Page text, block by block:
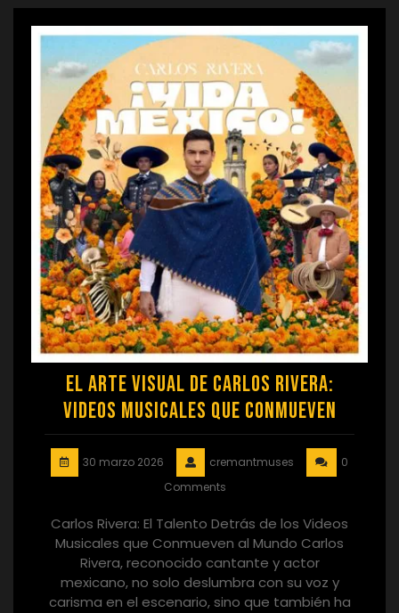
El Arte Visual de Carlos Rivera:
Videos Musicales que Conmueven
30 marzo 2026 cremantmuses
0
Comments
Carlos Rivera: El Talento Detrás de los Videos
Musicales que Conmueven al Mundo Carlos
Rivera, reconocido cantante y actor
mexicano, no solo deslumbra con su voz y
carisma en el escenario, sino que también ha